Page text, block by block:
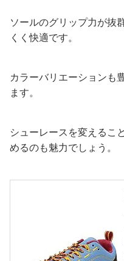
ソールのグリップ力が抜
くく快適です。
カラーバリエーションも
ます。
シューレースを変えるこ
めるのも魅力でしょう。